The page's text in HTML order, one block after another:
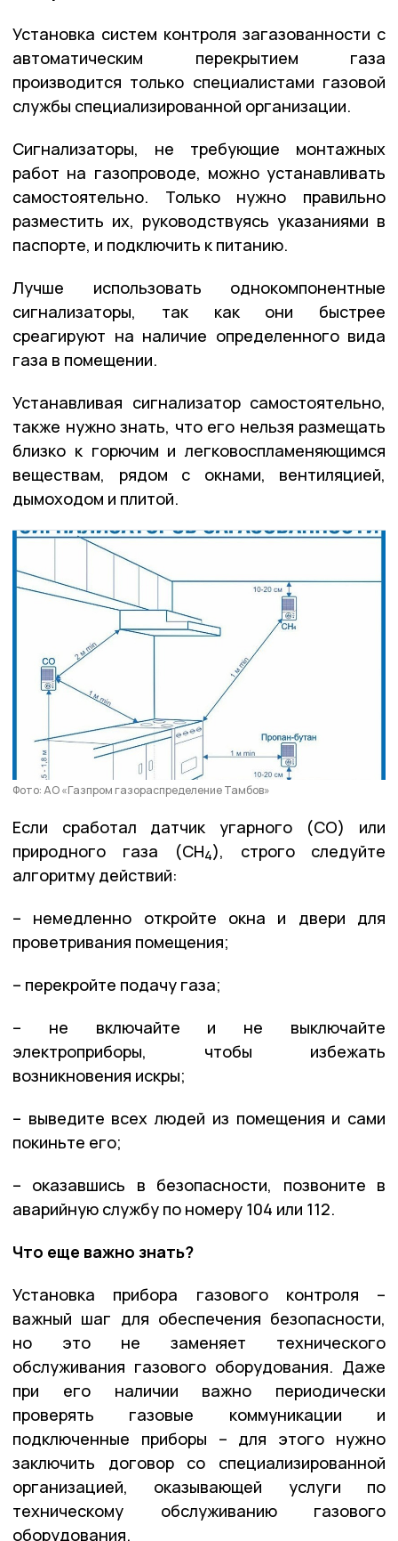
Установка систем контроля загазованности с
автоматическим перекрытием газа
производится только специалистами газовой
службы специализированной организации.
Сигнализаторы, не требующие монтажных
работ на газопроводе, можно устанавливать
самостоятельно. Только нужно правильно
разместить их, руководствуясь указаниями в
паспорте, и подключить к питанию.
Лучше использовать однокомпонентные
сигнализаторы, так как они быстрее
среагируют на наличие определенного вида
газа в помещении.
Устанавливая сигнализатор самостоятельно,
также нужно знать, что его нельзя размещать
близко к горючим и легковоспламеняющимся
веществам, рядом с окнами, вентиляцией,
дымоходом и плитой.
Фото: АО «Газпром газораспределение Тамбов»
Если сработал датчик угарного (СО) или
природного газа (СН4), строго следуйте
алгоритму действий:
– немедленно откройте окна и двери для
проветривания помещения;
– перекройте подачу газа;
– не включайте и не выключайте
электроприборы, чтобы избежать
возникновения искры;
– выведите всех людей из помещения и сами
покиньте его;
– оказавшись в безопасности, позвоните в
аварийную службу по номеру 104 или 112.
Что еще важно знать?
Установка прибора газового контроля –
важный шаг для обеспечения безопасности,
но это не заменяет технического
обслуживания газового оборудования. Даже
при его наличии важно периодически
проверять газовые коммуникации и
подключенные приборы – для этого нужно
заключить договор со специализированной
организацией, оказывающей услуги по
техническому обслуживанию газового
оборудования.